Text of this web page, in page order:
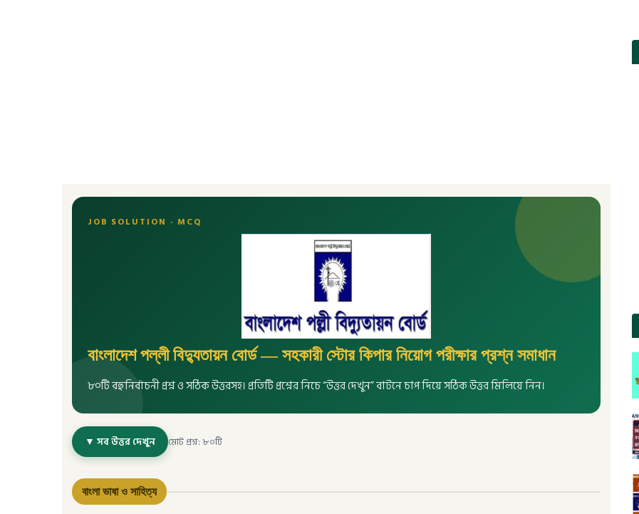
JOB SOLUTION · MCQ
বাংলাদেশ পল্লী বিদ্যুতায়ন বোর্ড — সহকারী স্টোর কিপার নিয়োগ পরীক্ষার প্রশ্ন সমাধান
৮০টি বহুনির্বাচনী প্রশ্ন ও সঠিক উত্তরসহ। প্রতিটি প্রশ্নের নিচে “উত্তর দেখুন” বাটনে চাপ দিয়ে সঠিক উত্তর মিলিয়ে নিন।
▼ সব উত্তর দেখুন মোট প্রশ্ন: ৮০টি
বাংলা ভাষা ও সাহিত্য